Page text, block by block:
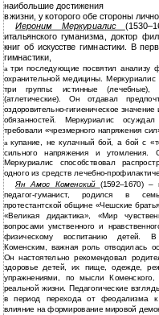
наибольшие достижения
вжизни, у которого обе стороны
Иероним Меркуриалис
итальянского гуманизма, доктор
книг об искусстве гимнастики. В
гимнастики,
а три последующие посвятил анализу
охранительной медицины.
три группы: истинные
(атлетические). Он отдавал
оздоровительно-гигиеническое
обязанностей. Меркуриалис
требовали «чрезмерного напряжения
а купание, не кулачный бой, а бой с
сильного напряжения и утомления.
Меркуриалис способствовал
одного из средствлечебно-
Ян Амос Коменский (1592–1670) –
педагог-гуманист, родился в
протестантской общине «Чешские
«Великая дидактика», «Мир
вопросами умственного и
физическому воспитанию детей.
Коменским, важная роль отводилась
Он настоятельно рекомендовал
здоровье детей, их пище, одежде,
упражнениями, по мысли
реальной жизни. Педагогические
в период перехода от феодализма к
влияние на формирование мировой